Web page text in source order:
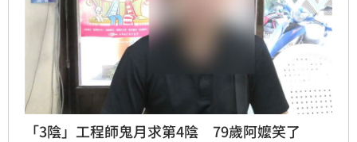
「3陰」工程師鬼月求第4陰 79歲阿嬤笑了